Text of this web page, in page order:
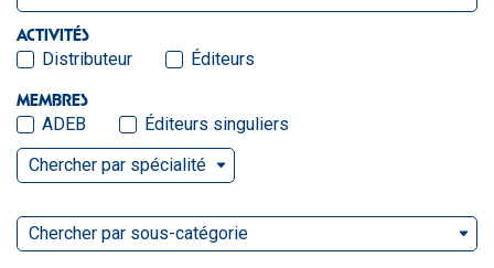
ACTIVITÉS
Distributeur Éditeurs
MEMBRES
ADEB
Éditeurs singuliers
Chercher par spécialité
Chercher par sous-catégorie